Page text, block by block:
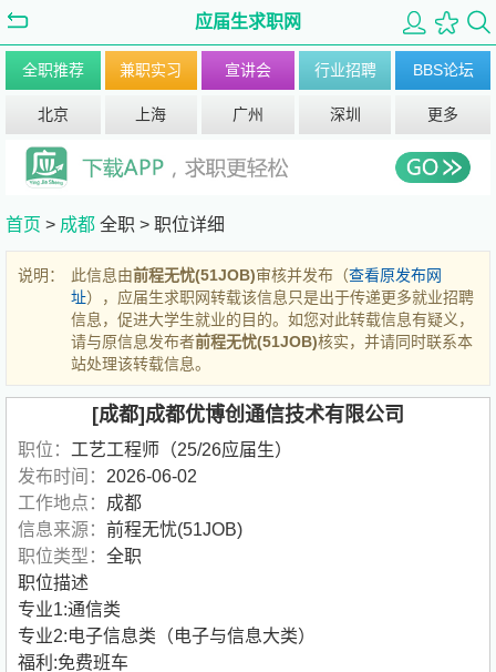
应届生求职网
全职推荐 兼职实习 宣讲会 行业招聘 BBS论坛
北京 上海 广州 深圳 更多
首页 > 成都 全职 > 职位详细
说明： 此信息由前程无忧(51JOB)审核并发布（查看原发布网
址），应届生求职网转载该信息只是出于传递更多就业招聘
信息，促进大学生就业的目的。如您对此转载信息有疑义，
请与原信息发布者前程无忧(51JOB)核实，并请同时联系本
站处理该转载信息。
[成都]成都优博创通信技术有限公司
职位： 工艺工程师（25/26应届生）
发布时间： 2026-06-02
工作地点： 成都
信息来源： 前程无忧(51JOB)
职位类型： 全职
职位描述
专业1:通信类
专业2:电子信息类（电子与信息大类）
福利:免费班车